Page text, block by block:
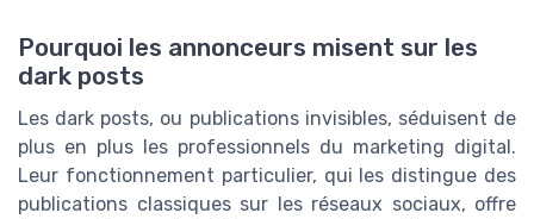
Pourquoi les annonceurs misent sur les
dark posts
Les dark posts, ou publications invisibles, séduisent de
plus en plus les professionnels du marketing digital.
Leur fonctionnement particulier, qui les distingue des
publications classiques sur les réseaux sociaux, offre